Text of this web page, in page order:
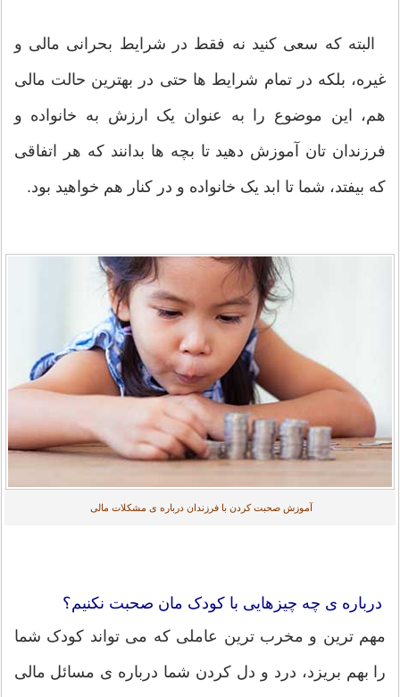
البته که سعی کنید نه فقط در شرایط بحرانی مالی و
غیره، بلکه در تمام شرایط ها حتی در بهترین حالت مالی
هم، این موضوع را به عنوان یک ارزش به خانواده و
فرزندان تان آموزش دهید تا بچه ها بدانند که هر اتفاقی
که بیفتد، شما تا ابد یک خانواده و در کنار هم خواهید بود.
آموزش صحبت کردن با فرزندان درباره ی مشکلات مالی
درباره ی چه چیزهایی با کودک مان صحبت نکنیم؟
مهم ترین و مخرب ترین عاملی که می تواند کودک شما
را بهم بریزد، درد و دل کردن شما درباره ی مسائل مالی